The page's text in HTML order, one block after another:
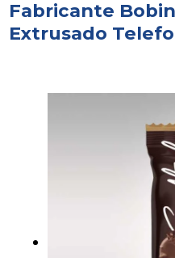
Fabricante
Extrusado